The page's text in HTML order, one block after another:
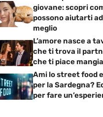
giovane: scopri
possono aiutarti
meglio
L’amore nasce a
che ti trova il
che ti piace
Ami lo street food
per la Sardegna?
per fare